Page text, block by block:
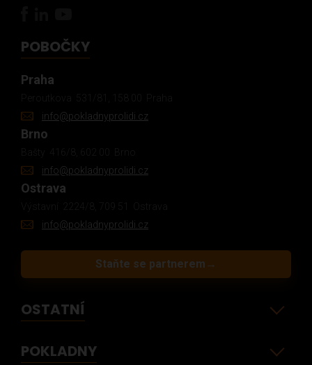
POBOČKY
Praha
info@pokladnyprolidi.cz
Brno
info@pokladnyprolidi.cz
Ostrava
info@pokladnyprolidi.cz
Staňte se partnerem →
OSTATNÍ
POKLADNY